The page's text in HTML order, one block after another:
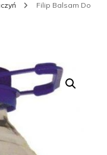
Filip Balsam Do